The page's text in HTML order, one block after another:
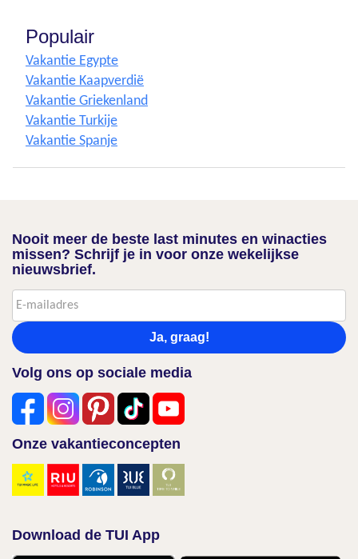
Populair
Vakantie Egypte
Vakantie Kaapverdië
Vakantie Griekenland
Vakantie Turkije
Vakantie Spanje
Nooit meer de beste last minutes en winacties
missen? Schrijf je in voor onze wekelijkse
nieuwsbrief.
Ja, graag!
Volg ons op sociale media
Onze vakantieconcepten
Download de TUI App